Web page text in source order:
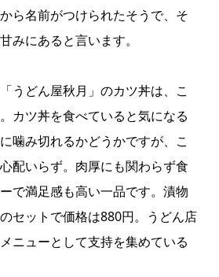
ら名前がつけられたそうで、そ
みにあると言います。
うどん屋秋月」のカツ丼は、こ
カツ丼を食べていると気になる
噛み切れるかどうかですが、こ
配いらず。肉厚にも関わらず食
で満足感も高い一品です。漬物
セットで価格は880円。うどん店
ニューとして支持を集めている